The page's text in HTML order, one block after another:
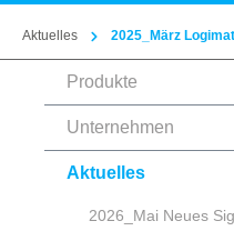
Aktuelles 2025_März
Produkte
Unternehmen
Aktuelles
2026_Mai Neues